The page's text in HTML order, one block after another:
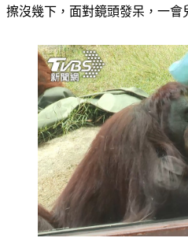
擦沒幾下，面對鏡頭發呆，一會